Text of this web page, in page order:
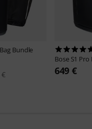
Bundle
Bose S1 Pro
649 €